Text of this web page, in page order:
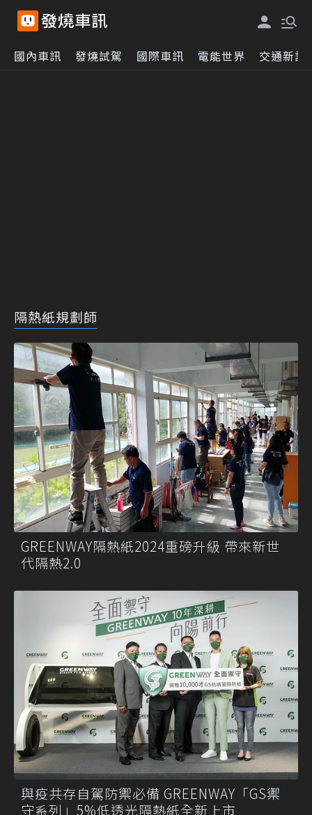
國內車訊 發燒試駕 國際車訊 電能世界 交通新訊
隔熱紙規劃師
GREENWAY隔熱紙2024重磅升級 帶來新世
代隔熱2.0
與疫共存自駕防禦必備 GREENWAY「GS禦
守系列」5%低透光隔熱紙全新上市